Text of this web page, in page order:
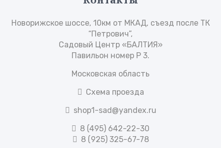
Новорижское шоссе, 10км от МКАД, съезд после ТК
“Петрович”,
Садовый Центр «БАЛТИЯ»
Павильон номер Р 3.
Московская область
Схема проезда
shop1-sad@yandex.ru
8 (495) 642-22-30
8 (925) 325-67-78